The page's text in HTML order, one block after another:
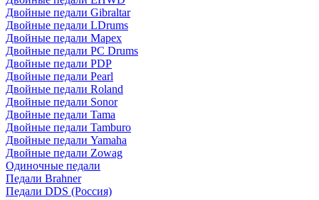
Двойные педали Gibraltar
Двойные педали LDrums
Двойные педали Mapex
Двойные педали PC Drums
Двойные педали PDP
Двойные педали Pearl
Двойные педали Roland
Двойные педали Sonor
Двойные педали Tama
Двойные педали Tamburo
Двойные педали Yamaha
Двойные педали Zowag
Одиночные педали
Педали Brahner
Педали DDS (Россия)